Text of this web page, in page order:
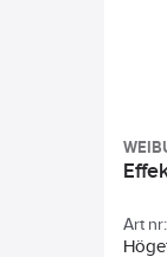
Art nr: